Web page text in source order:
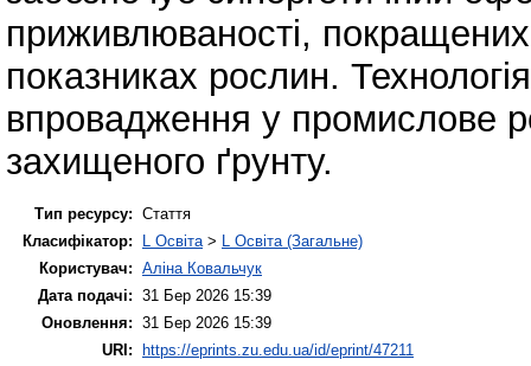
приживлюваності,
показниках рослин.
впровадження у промислове
захищеного ґрунту.
Тип ресурсу: Стаття
Класифікатор:
L Освіта > L Освіта (Загальне)
Користувач: Аліна Ковальчук
Дата подачі: 31 Бер 2026 15:39
Оновлення: 31 Бер 2026 15:39
URI: https://eprints.zu.edu.ua/id/eprint/47211